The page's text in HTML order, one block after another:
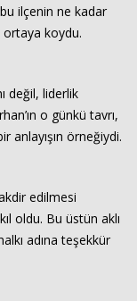
ilçenin ne kadar
koydu.
değil, liderlik
o günkü tavrı,
anlayışın örneğiydi.
edilmesi
oldu. Bu üstün aklı
adına teşekkür